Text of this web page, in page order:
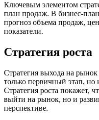
Ключевым элементом
план продаж. В бизнес-
прогноз объема продаж,
показатели.
Стратегия роста
Стратегия выхода на
только первичный этап, но
Стратегия роста покажет,
выйти на рынок, но и
перспективе.